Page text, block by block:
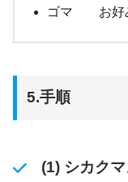
ゴマ お好
5.手順
(1) シカク